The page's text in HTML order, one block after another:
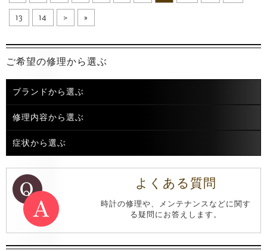
13 14 > »
ご希望の修理から選ぶ
ブランドから選ぶ
修理内容から選ぶ
症状から選ぶ
よくある質問
時計の修理や、メンテナンスなどに関す
る疑問にお答えします。